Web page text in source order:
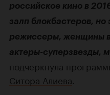
российское кино в
залп блокбастеров,
режиссеры, женщины
актеры-суперзвезды,
подчеркнула
Ситора Алиева